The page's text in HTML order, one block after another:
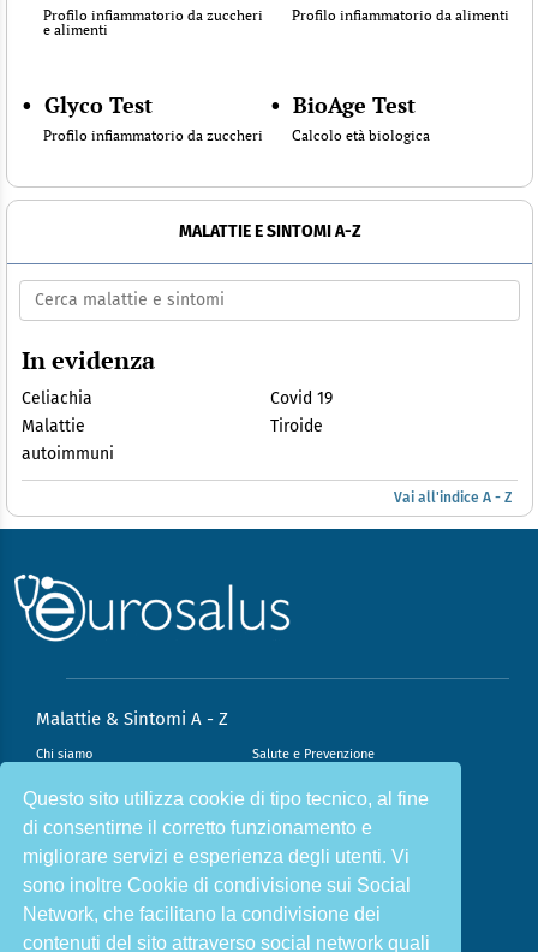
Questo sito utilizza cookie di tipo tecnico, al fine
di consentirne il corretto funzionamento e
migliorare servizi e esperienza degli utenti. Vi
sono inoltre Cookie di condivisione sui Social
Network, che facilitano la condivisione dei
contenuti del sito attraverso social network quali
Profilo infiammatorio da zuccheri
e alimenti
Profilo infiammatorio da alimenti
• Glyco Test
Profilo infiammatorio da zuccheri
• BioAge Test
Calcolo età biologica
MALATTIE E SINTOMI A-Z
In evidenza
Celiachia
Covid 19
Malattie
autoimmuni
Tiroide
Vai all'indice A - Z
Malattie & Sintomi A - Z
Chi siamo Salute e Prevenzione
Infiammazione e Allergia Direzione scientifica
Nutrizione e Stili di vita Sport e Benessere
Cookie Policy L’angolo del dottore